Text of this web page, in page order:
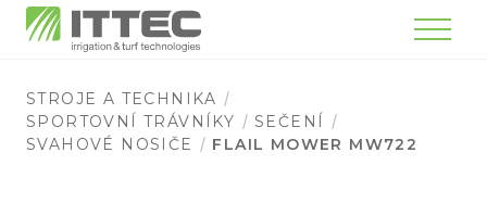
Menu
STROJE A TECHNIKA
SPORTOVNÍ TRÁVNÍKY
SEČENÍ
SVAHOVÉ NOSIČE
FLAIL MOWER MW722